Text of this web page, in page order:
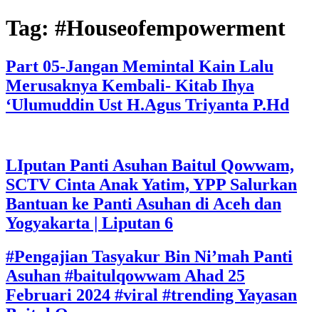
Tag: #Houseofempowerment
Part 05-Jangan Memintal Kain Lalu
Merusaknya Kembali- Kitab Ihya
‘Ulumuddin Ust H.Agus Triyanta P.Hd
LIputan Panti Asuhan Baitul Qowwam,
SCTV Cinta Anak Yatim, YPP Salurkan
Bantuan ke Panti Asuhan di Aceh dan
Yogyakarta | Liputan 6
#Pengajian Tasyakur Bin Ni’mah Panti
Asuhan ‎#baitulqowwam Ahad 25
Februari 2024 #viral #trending Yayasan